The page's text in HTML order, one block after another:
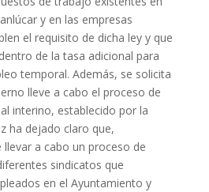
y en las empresas
el requisito de dicha ley y que
de la tasa adicional para
temporal. Además, se solicita
lleve a cabo el proceso de
interino, establecido por la
ha dejado claro que,
a cabo un proceso de
sindicatos que
en el Ayuntamiento y